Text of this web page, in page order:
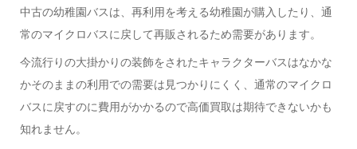
中古の幼稚園バスは、再利用を考える幼稚園が購入したり、通
常のマイクロバスに戻して再販されるため需要があります。
今流行りの大掛かりの装飾をされたキャラクターバスはなかな
かそのままの利用での需要は見つかりにくく、通常のマイクロ
バスに戻すのに費用がかかるので高価買取は期待できないかも
知れません。